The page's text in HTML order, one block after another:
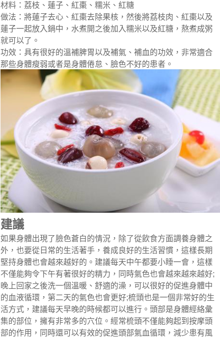
材料：荔枝、蓮子、紅棗、糯米、紅糖
做法：將蓮子去心、紅棗去除果核，然後將荔枝肉、紅棗以及
蓮子一起放入鍋中，水煮開之後加入糯米以及紅糖，熬煮成粥
就可以了。
功效：具有很好的溫補脾胃以及補氣、補血的功效，非常適合
那些身體瘦弱或者是身體倦怠、臉色不好的患者。
建議
如果身體出現了臉色蒼白的情況，除了從飲食方面調養身體之
外，也要從日常的生活著手，養成良好的生活習慣，這樣長期
堅持身體也會越來越好的。建議每天中午都要小睡一會，這樣
不僅能夠令下午有著很好的精力，同時氣色也會越來越來越好;
晚上回家之後洗一個溫暖、舒適的澡，可以很好的促進身體中
的血液循環，第二天的氣色也會更好;梳頭也是一個非常好的生
活方式，建議每天早晚的時候都可以進行。頭部是身體經絡彙
集的部位，擁有非常多的穴位。經常梳頭不僅能夠起到按摩頭
部的作用，同時還可以有效的促進頭部氣血循環，減少患有風